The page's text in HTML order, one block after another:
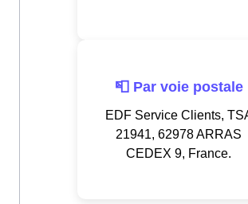
📮 Par voie postale
EDF Service Clients,
21941, 62978 ARRAS
CEDEX 9, France.